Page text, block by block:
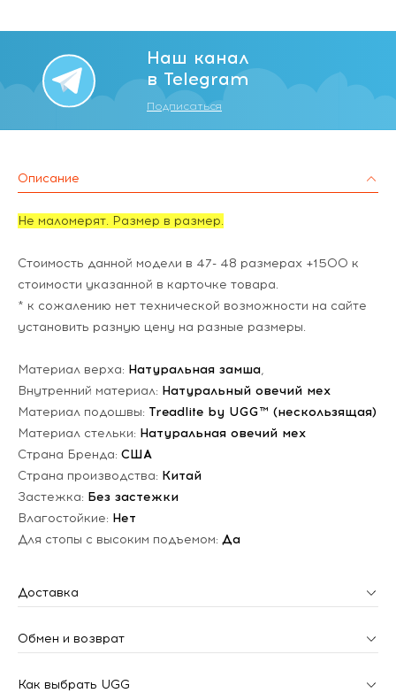
Наш канал
в Telegram
Подписаться
Описание
Не маломерят. Размер в размер.
Стоимость данной модели в 47- 48 размерах +1500 к
стоимости указанной в карточке товара.
* к сожалению нет технической возможности на сайте
установить разную цену на разные размеры.
Материал верха: Натуральная замша,
Внутренний материал: Натуральный овечий мех
Материал подошвы: Treadlite by UGG™ (нескользящая)
Материал стельки: Натуральная овечий мех
Страна Бренда: США
Страна производства: Китай
Застежка: Без застежки
Влагостойкие: Нет
Для стопы с высоким подъемом: Да
Доставка
Обмен и возврат
Как выбрать UGG